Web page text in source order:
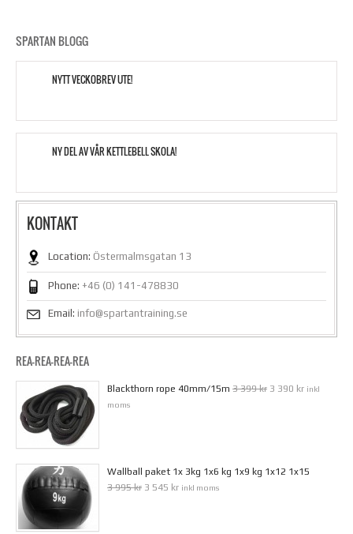
SPARTAN BLOGG
NYTT VECKOBREV UTE!
NY DEL AV VÅR KETTLEBELL SKOLA!
KONTAKT
Location: Östermalmsgatan 13
Phone: +46 (0) 141-478830
Email: info@spartantraining.se
REA-REA-REA-REA
Blackthorn rope 40mm/15m 3 399 kr 3 390 kr inkl
moms
Wallball paket 1x 3kg 1x6 kg 1x9 kg 1x12 1x15
3 995 kr 3 545 kr inkl moms